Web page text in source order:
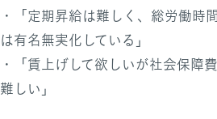
・「定期昇給は難しく、総労働時
は有名無実化している」
・「賃上げして欲しいが社会保障
難しい」